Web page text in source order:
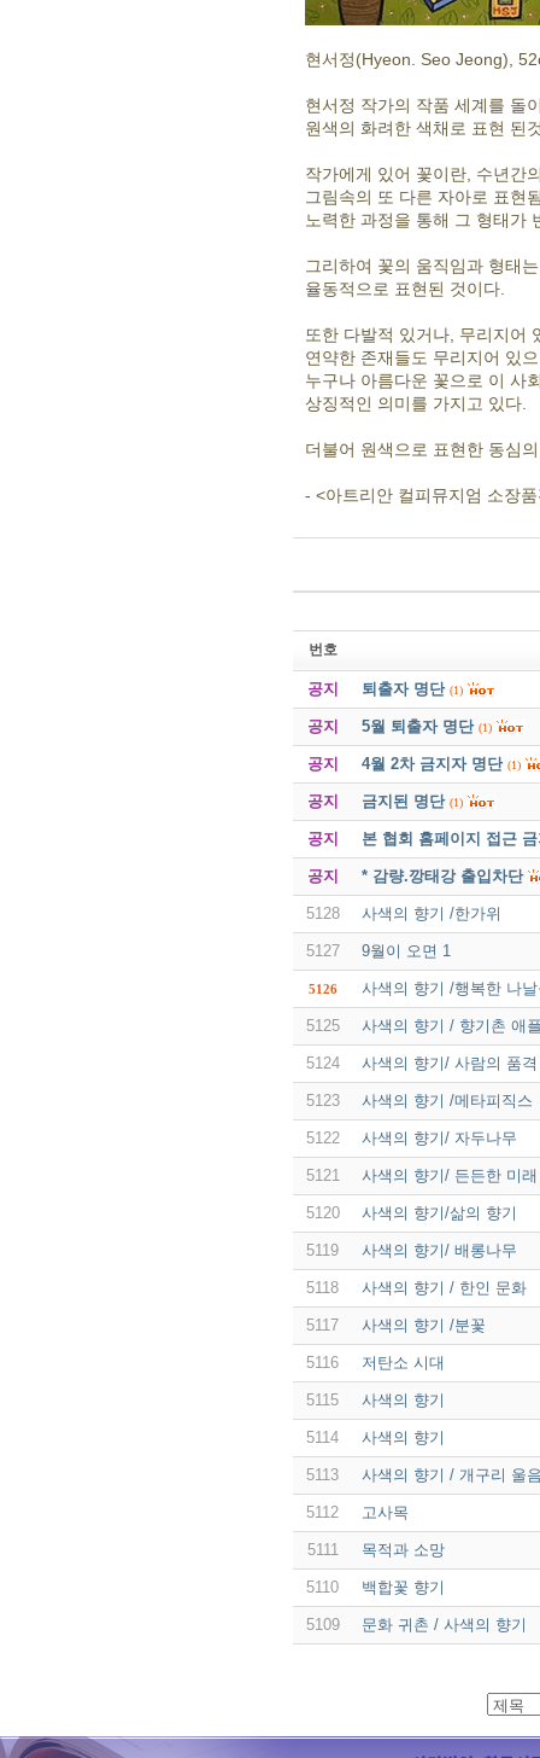
현서정(Hyeon. Seo Jeong),
현서정 작가의 작품 세계를 돌
원색의 화려한 색채로 표현 된
작가에게 있어 꽃이란, 수년간
그림속의 또 다른 자아로 표현
노력한 과정을 통해 그 형태가
그리하여 꽃의 움직임과 형태
율동적으로 표현된 것이다.
또한 다발적 있거나, 무리지어
연약한 존재들도 무리지어 있
누구나 아름다운 꽃으로 이 사
상징적인 의미를 가지고 있다.
더불어 원색으로 표현한 동심
- <아트리안 컬피뮤지엄 소장
번호
공지 퇴출자 명단 (1)
공지 5월 퇴출자 명단 (1)
공지 4월 2차 금지자 명단 (1)
공지 금지된 명단 (1)
공지 본 협회 홈페이지 접근
공지 * 감량.깡태강 출입차단
5128 사색의 향기 /한가위
5127 9월이 오면 1
5126 사색의 향기 /행복한 나날
5125 사색의 향기 / 향기촌 애
5124 사색의 향기/ 사람의 품격
5123 사색의 향기 /메타피직스
5122 사색의 향기/ 자두나무
5121 사색의 향기/ 든든한 미래
5120 사색의 향기/삶의 향기
5119 사색의 향기/ 배롱나무
5118 사색의 향기 / 한인 문화
5117 사색의 향기 /분꽃
5116 저탄소 시대
5115 사색의 향기
5114 사색의 향기
5113 사색의 향기 / 개구리 울
5112 고사목
5111 목적과 소망
5110 백합꽃 향기
5109 문화 귀촌 / 사색의 향기